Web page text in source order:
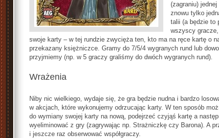
(zagraniu)
znowu tylko
talii (a będzie to
wszyscy
swoje karty – w tej rundzie zwycięża ten, kto ma na ręce kartę o
przekazany księżniczce. Gramy do 7/5/4 wygranych rund lub
przyjmiemy (np. w 5 graczy graliśmy do dwóch wygranych rund).
Wrażenia
Niby nic wielkiego, wydaje się, że gra będzie nudna i bardzo
w akcjach, które wykonujemy odrzucając karty. W ten sposób
do wymiany swojej karty na nową, podejrzeć czyjąś kartę a
wyeliminować z gry (zagrywając np. Strażniczkę czy Barona). A
i jeszcze raz obserwować współgraczy.